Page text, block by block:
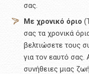
σας.
Με χρονικό όριο
σας τα χρονικά
βελτιώσετε τους
για τον εαυτό
συνήθειες μιας